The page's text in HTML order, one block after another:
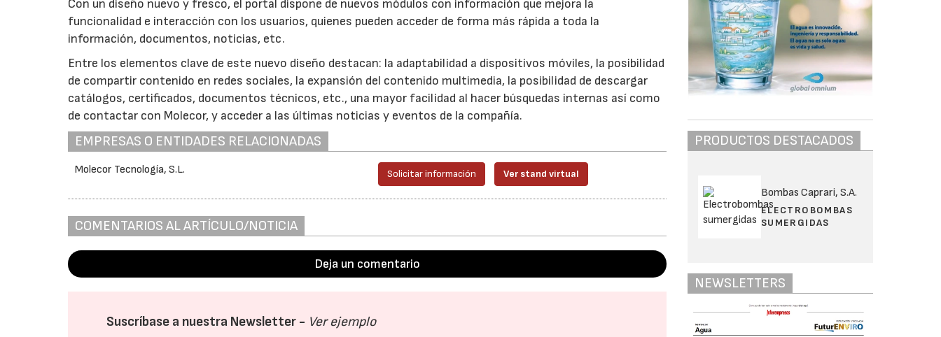
Con un diseño nuevo y fresco, el portal dispone de nuevos módulos con información que mejora la
funcionalidad e interacción con los usuarios, quienes pueden acceder de forma más rápida a toda la
información, documentos, noticias, etc.
Entre los elementos clave de este nuevo diseño destacan: la adaptabilidad a dispositivos móviles, la posibilidad
de compartir contenido en redes sociales, la expansión del contenido multimedia, la posibilidad de descargar
catálogos, certificados, documentos técnicos, etc., una mayor facilidad al hacer búsquedas internas así como
de contactar con Molecor, y acceder a las últimas noticias y eventos de la compañía.
EMPRESAS O ENTIDADES RELACIONADAS
Molecor Tecnología, S.L. Solicitar información Ver stand virtual
COMENTARIOS AL ARTÍCULO/NOTICIA
Deja un comentario
Suscríbase a nuestra Newsletter - Ver ejemplo
PRODUCTOS DESTACADOS
Bombas Caprari, S.A.
ELECTROBOMBAS
SUMERGIDAS
NEWSLETTERS